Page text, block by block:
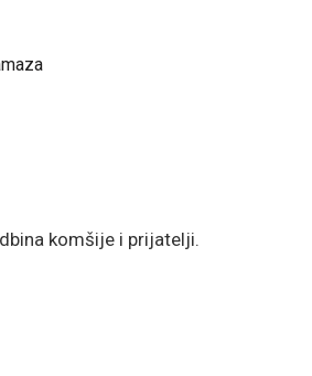
komšije i prijatelji.